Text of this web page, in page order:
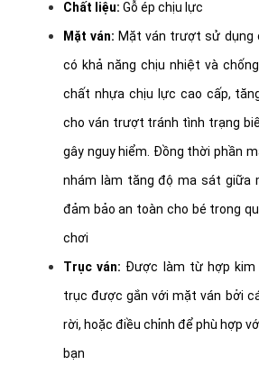
Chất liệu: Gỗ ép chịu lực
Mặt ván: Mặt ván trượt sử dụng
có khả năng chịu nhiệt và
chất nhựa chịu lực cao cấp,
cho ván trượt tránh tình trạng
gây nguy hiểm. Đồng thời phần
nhám làm tăng độ ma sát giữa
đảm bảo an toàn cho bé trong
chơi
Trục ván: Được làm từ hợp kim
trục được gắn với mặt ván bởi
rời, hoặc điều chỉnh để phù hợp
bạn